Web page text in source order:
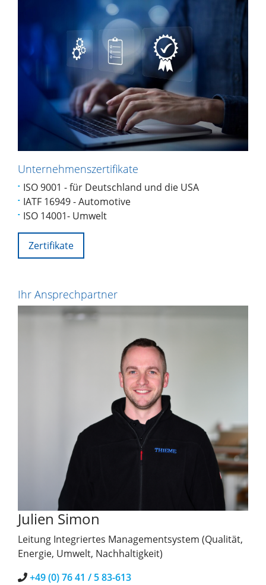
Unternehmenszertifikate
ISO 9001 - für Deutschland und die USA
IATF 16949 - Automotive
ISO 14001- Umwelt
Zertifikate
Ihr Ansprechpartner
Julien Simon
Leitung Integriertes Managementsystem (Qualität,
Energie, Umwelt, Nachhaltigkeit)
+49 (0) 76 41 / 5 83-613